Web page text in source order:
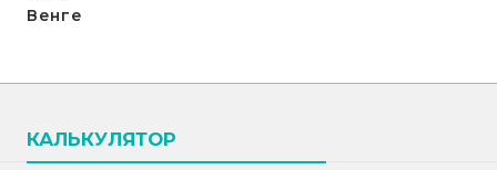
Венге
КАЛЬКУЛЯТОР